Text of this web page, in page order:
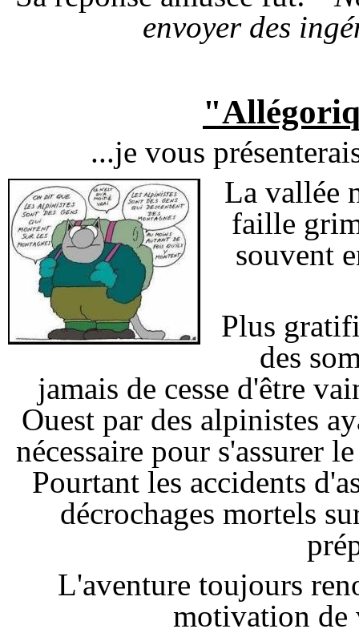
envoyer des
...je vous
La vallée
faille
souvent
Plus
des
jamais de cesse d'être
Ouest par des alpinistes
nécessaire pour s'assurer
Pourtant les accidents
décrochages mortels
L'aventure toujours
motivation de